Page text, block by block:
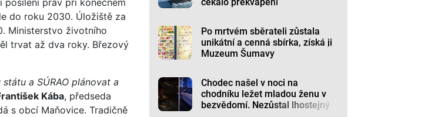
do roku 2030. Úložiště za
Ministerstvo životního
trvat až dva roky. Březový
a SÚRAO plánovat a
Kába, předseda
s obcí Maňovice. Tradičně
Po mrtvém sběrateli zůstala
unikátní a cenná sbírka, získá ji
Muzeum Šumavy
Chodec našel v noci na
chodníku ležet mladou ženu v
bezvědomí. Nezůstal lhostejný